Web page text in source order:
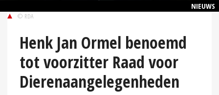
NIEUWS
© RDA
Henk Jan Ormel benoemd
tot voorzitter Raad voor
Dierenaangelegenheden